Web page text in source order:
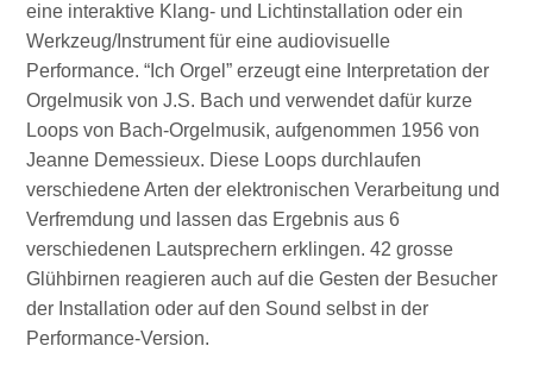
eine interaktive Klang- und Lichtinstallation oder ein
Werkzeug/Instrument für eine audiovisuelle
Performance. “Ich Orgel” erzeugt eine Interpretation der
Orgelmusik von J.S. Bach und verwendet dafür kurze
Loops von Bach-Orgelmusik, aufgenommen 1956 von
Jeanne Demessieux. Diese Loops durchlaufen
verschiedene Arten der elektronischen Verarbeitung und
Verfremdung und lassen das Ergebnis aus 6
verschiedenen Lautsprechern erklingen. 42 grosse
Glühbirnen reagieren auch auf die Gesten der Besucher
der Installation oder auf den Sound selbst in der
Performance-Version.